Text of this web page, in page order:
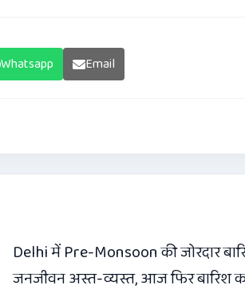
Whatsapp Email
Delhi में Pre-Monsoon की जोरदार
जनजीवन अस्त-व्यस्त, आज फिर बारिश